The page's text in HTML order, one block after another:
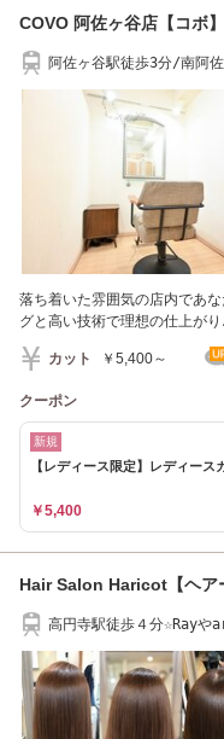
COVO 阿佐ヶ谷店【コボ】
阿佐ヶ谷駅徒歩3分/南阿
落ち着いた雰囲気の店内であ
グと高い技術で理想の仕上がり
カット ￥5,400～
クーポン
新規
【レディース限定】レディー
￥5,400
Hair Salon Haricot【ヘア
高円寺駅徒歩４分☆Rayや